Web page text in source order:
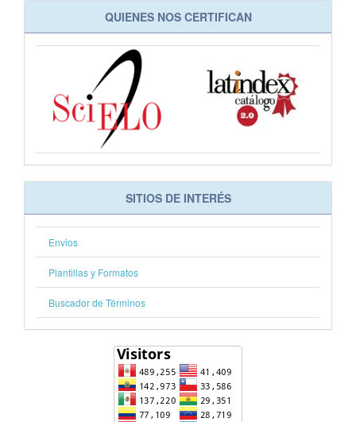
QUIENES NOS CERTIFICAN
SITIOS DE INTERÉS
Envios
Plantillas y Formatos
Buscador de Términos